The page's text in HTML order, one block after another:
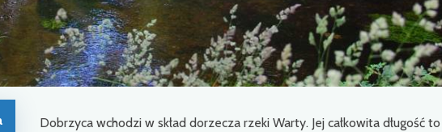
Dobrzyca wchodzi w skład dorzecza rzeki Warty. Jej całkowita długość